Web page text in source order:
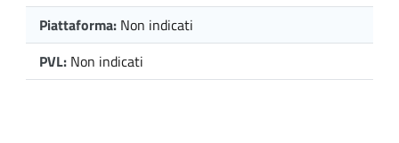
Piattaforma: Non indicati
PVL: Non indicati